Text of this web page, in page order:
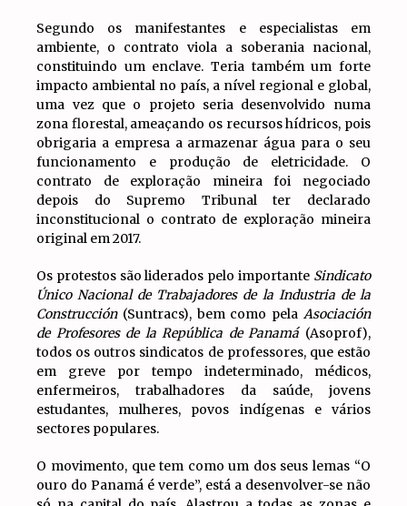
Segundo os manifestantes e especialistas em
ambiente, o contrato viola a soberania nacional,
constituindo um enclave. Teria também um forte
impacto ambiental no país, a nível regional e global,
uma vez que o projeto seria desenvolvido numa
zona florestal, ameaçando os recursos hídricos, pois
obrigaria a empresa a armazenar água para o seu
funcionamento e produção de eletricidade. O
contrato de exploração mineira foi negociado
depois do Supremo Tribunal ter declarado
inconstitucional o contrato de exploração mineira
original em 2017.
Os protestos são liderados pelo importante Sindicato
Único Nacional de Trabajadores de la Industria de la
Construcción(Suntracs), bem como pela Asociación
de Profesores de la República de Panamá(Asoprof),
todos os outros sindicatos de professores, que estão
em greve por tempo indeterminado, médicos,
enfermeiros, trabalhadores da saúde, jovens
estudantes, mulheres, povos indígenas e vários
sectores populares.
O movimento, que tem como um dos seus lemas “O
ouro do Panamá é verde”, está a desenvolver-se não